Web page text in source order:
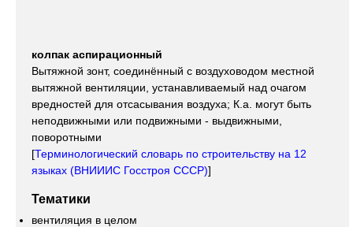
колпак аспирационный
Вытяжной зонт, соединённый с воздуховодом местной
вытяжной вентиляции, устанавливаемый над очагом
вредностей для отсасывания воздуха; К.а. могут быть
неподвижными или подвижными - выдвижными,
поворотными
[Терминологический словарь по строительству на 12
языках (ВНИИИС Госстроя СССР)]
Тематики
вентиляция в целом